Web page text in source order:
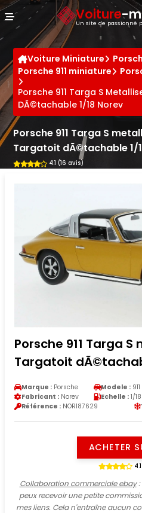
Voiture-
Un site de passionné
Voiture Miniature
Porsche 911 miniature
Porsche 911 Targa S
DÃ©tachable 1/18 Norev
Porsche 911 Targa S
Targatoit dÃ©tachable 1/
4.1 (16 avis)
Porsche 911 Targa
Targatoit
Marque : Porsche Modele : 911
Fabricant : Norev Echelle : 1/18
Référence : NOR187629
ACHETER
Collaboration commerciale ebay:
peux recevoir une petite
mes liens. Cela n'entraîne aucun
Panneau de gestion des cookies